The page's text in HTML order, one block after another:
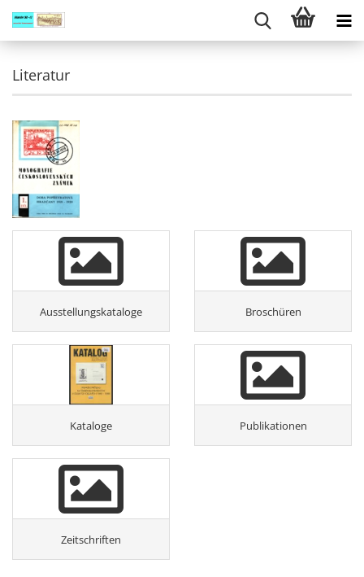
Literatur
Ausstellungskataloge Broschüren
Kataloge Publikationen
Zeitschriften